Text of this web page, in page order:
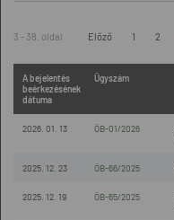
3 - 38. oldal Előző 1 2
A bejelentés
beérkezésének
dátuma
Ügyszám
2026. 01. 13 ÖB-01/2026
2025. 12. 23 ÖB-66/2025
2025. 12. 19 ÖB-65/2025